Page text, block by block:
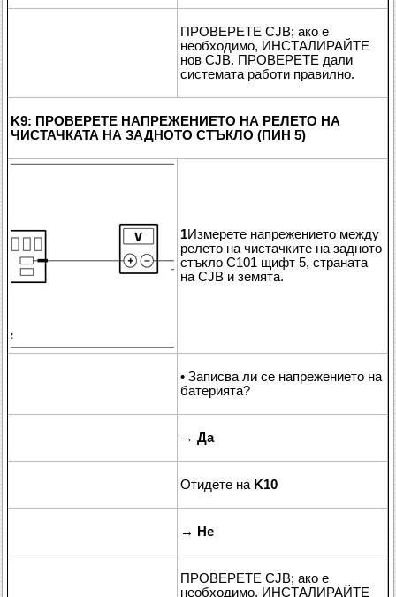
ПРОВЕРЕТЕ CJB; ако е
необходимо, ИНСТАЛИРАЙТЕ
нов CJB. ПРОВЕРЕТЕ дали
системата работи правилно.
K9: ПРОВЕРЕТЕ НАПРЕЖЕНИЕТО НА РЕЛЕТО НА
ЧИСТАЧКАТА НА ЗАДНОТО СТЪКЛО (ПИН 5)
1Измерете напрежението между
релето на чистачките на задното
стъкло C101 щифт 5, страната
на CJB и земята.
• Записва ли се напрежението на
батерията?
→ Да
Отидете на K10
→ Не
ПРОВЕРЕТЕ CJB; ако е
необходимо, ИНСТАЛИРАЙТЕ